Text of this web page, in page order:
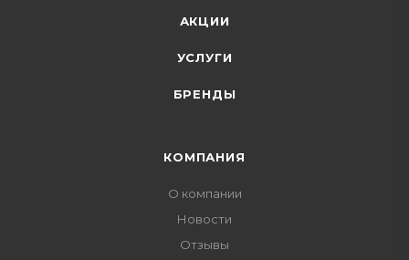
АКЦИИ
УСЛУГИ
БРЕНДЫ
КОМПАНИЯ
О компании
Новости
Отзывы